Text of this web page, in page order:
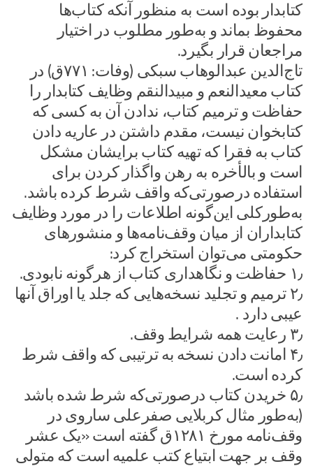
کتابدار بوده است به منظور آنکه کتاب‌ها
محفوظ بماند و به‌طور مطلوب در اختیار
مراجعان قرار بگیرد.
تاج‌الدین عبدالوهاب سبکی (وفات: ۷۷۱ق) در
کتاب معیدالنعم و مبیدالنقم وظایف کتابدار را
حفاظت و ترمیم کتاب، ندادن آن به کسی که
کتابخوان نیست، مقدم داشتن در عاریه دادن
کتاب به فقرا که تهیه کتاب برایشان مشکل
است و بالأخره به رهن واگذار کردن برای
استفاده درصورتی‌که واقف شرط کرده باشد.
به‌طورکلی این‌گونه اطلاعات را در مورد وظایف
کتابداران از میان وقف‌نامه‌ها و منشورهای
حکومتی می‌توان استخراج کرد:
۱٫ حفاظت و نگاهداری کتاب از هرگونه نابودی.
۲٫ ترمیم و تجلید نسخه‌هایی که جلد یا اوراق آنها
عیبی دارد .
۳٫ رعایت همه شرایط وقف.
۴٫ امانت دادن نسخه به ترتیبی که واقف شرط
کرده است.
۵٫ خریدن کتاب درصورتی‌که شرط شده باشد
(به‌طور مثال کربلایی صفرعلی ساروی در
وقف‌نامه مورخ ۱۲۸۱ق گفته است «یک عشر
وقف بر جهت ابتیاع کتب علمیه است که متولی